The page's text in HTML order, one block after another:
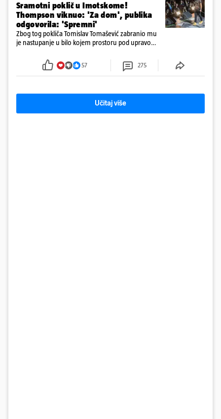
Sramotni poklič u Imotskome!
Thompson viknuo: 'Za dom', publika
odgovorila: 'Spremni'
Zbog tog pokliča Tomislav Tomašević zabranio mu
je nastupanje u bilo kojem prostoru pod upravom
57 275
Učitaj više